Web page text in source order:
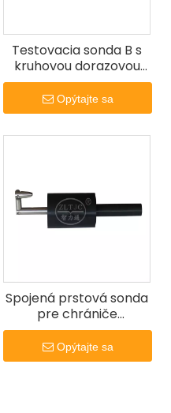
Testovacia sonda B s
kruhovou dorazovou
plochou s priemerom
50 mm
Opýtajte sa
Spojená prstová sonda
pre chrániče
ventilátorov
Opýtajte sa